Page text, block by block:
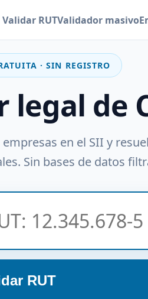
Validar RUTValidador masivo
· SIN REGISTRO
legal de
en el SII y
Sin bases de datos
RUT